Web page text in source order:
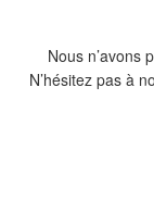
Nous n’avons
N’hésitez pas à